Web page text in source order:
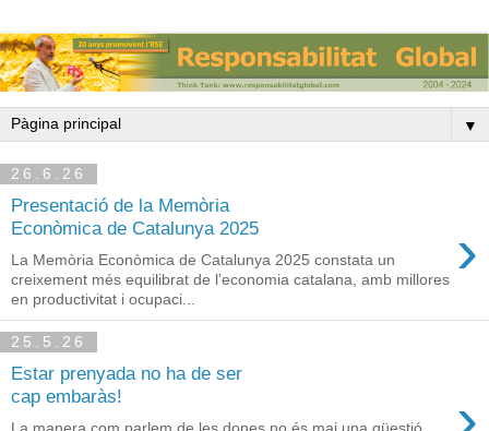
▼
26.6.26
Presentació de la Memòria
Econòmica de Catalunya 2025
›
La Memòria Econòmica de Catalunya 2025 constata un
creixement més equilibrat de l’economia catalana, amb millores
en productivitat i ocupaci...
25.5.26
Estar prenyada no ha de ser
cap embaràs!